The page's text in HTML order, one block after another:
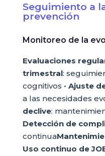
Seguimiento a
prevención
Monitoreo de la
Evaluaciones
trimestral:
cognitivos • Ajuste
a las necesidades
declive:
Detección de
continua
Uso continuo de